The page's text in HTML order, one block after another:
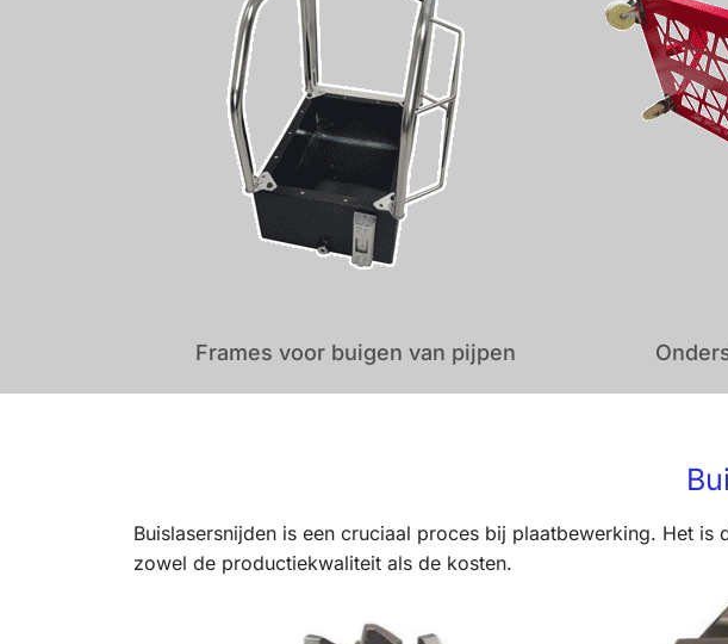
Frames voor buigen van pijpen
Buislasersnijden is een cruciaal proces bij plaatbewerking. Het
zowel de productiekwaliteit als de kosten.